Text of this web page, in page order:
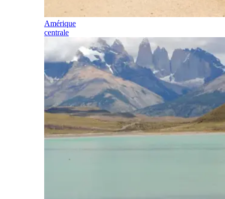
Amérique
centrale